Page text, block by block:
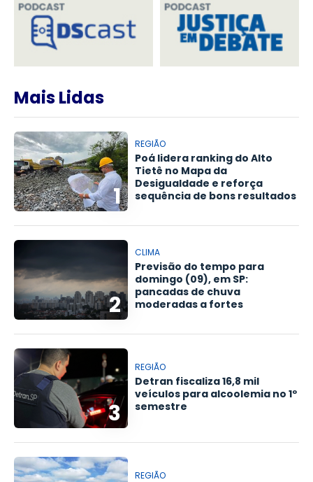
Mais Lidas
1
REGIÃO
Poá lidera ranking do Alto
Tietê no Mapa da
Desigualdade e reforça
sequência de bons resultados
2
CLIMA
Previsão do tempo para
domingo (09), em SP:
pancadas de chuva
moderadas a fortes
3
REGIÃO
Detran fiscaliza 16,8 mil
veículos para alcoolemia no 1º
semestre
REGIÃO